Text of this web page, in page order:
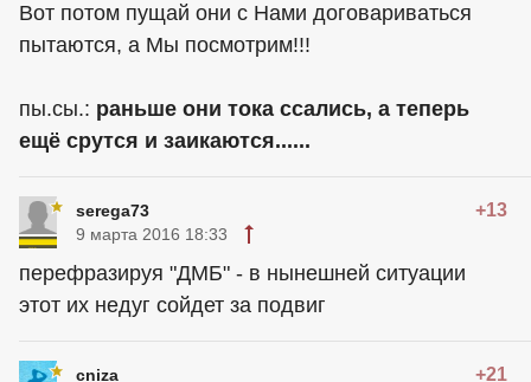
Вот потом пущай они с Нами договариваться
пытаются, а Мы посмотрим!!!
пы.сы.: раньше они тока ссались, а теперь
ещё срутся и заикаются......
serega73 +13
9 марта 2016 18:33
перефразируя "ДМБ" - в нынешней ситуации
этот их недуг сойдет за подвиг
cniza +21